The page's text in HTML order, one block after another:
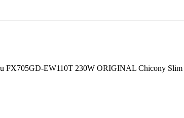
FX705GD-EW110T 230W ORIGINAL Chicony Slim